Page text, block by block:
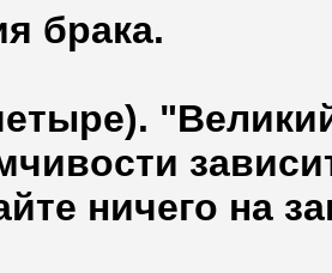
брака.
ничего на